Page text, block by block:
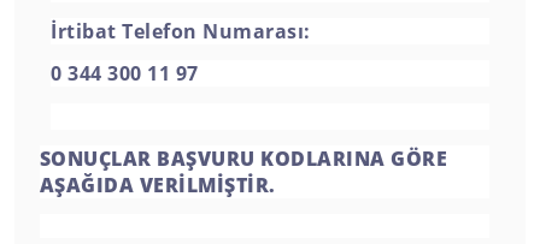
İrtibat Telefon Numarası:
0 344 300 11 97
SONUÇLAR BAŞVURU KODLARINA GÖRE
AŞAĞIDA VERİLMİŞTİR.